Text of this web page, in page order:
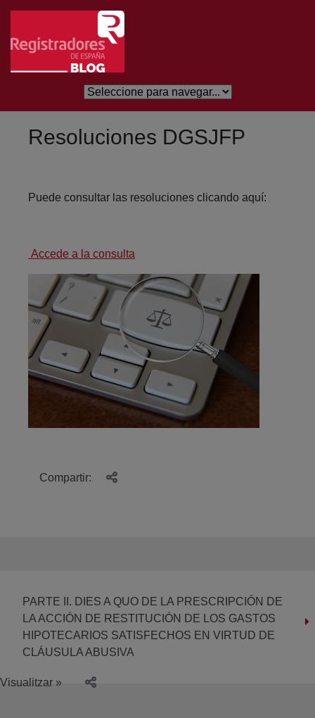
Salta al contingut principal
Resoluciones DGSJFP
Puede consultar las resoluciones clicando aquí:
Accede a la consulta
Compartir:
PARTE II. DIES A QUO DE LA PRESCRIPCIÓN DE
LA ACCIÓN DE RESTITUCIÓN DE LOS GASTOS
HIPOTECARIOS SATISFECHOS EN VIRTUD DE
CLÁUSULA ABUSIVA
Visualitzar »